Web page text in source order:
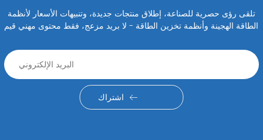
تلقى رؤى حصرية للصناعة، إطلاق منتجات جديدة، وتنبيهات الأسعار لأنظمة
الطاقة الهجينة وأنظمة تخزين الطاقة - لا بريد مزعج، فقط محتوى مهني قيم
اشتراك